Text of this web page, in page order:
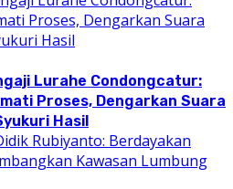
Lurahe Condongcatur:
Proses, Dengarkan Suara
Hasil